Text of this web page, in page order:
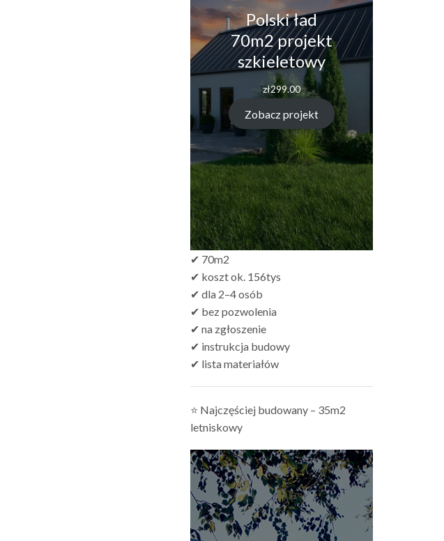
Polski ład
70m2 projekt
szkieletowy
zł299.00
Zobacz projekt
✔ 70m2
✔ koszt ok. 156tys
✔ dla 2–4 osób
✔ bez pozwolenia
✔ na zgłoszenie
✔ instrukcja budowy
✔ lista materiałów
⭐ Najczęściej budowany – 35m2
letniskowy